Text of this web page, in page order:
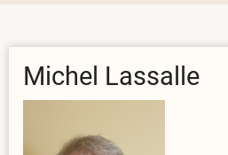
Michel Lassalle